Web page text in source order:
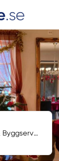
HG Snickeri & Byggservice